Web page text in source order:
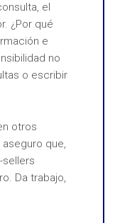
el
¿Por qué
e
no
o escribir
otros
que,
Da trabajo,